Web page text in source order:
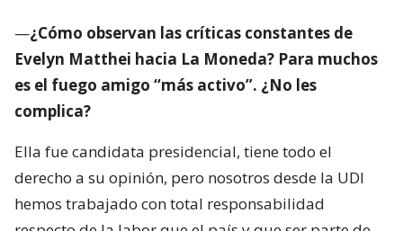
—¿Cómo observan las críticas constantes de
Evelyn Matthei hacia La Moneda? Para muchos
es el fuego amigo “más activo”. ¿No les
complica?
Ella fue candidata presidencial, tiene todo el
derecho a su opinión, pero nosotros desde la UDI
hemos trabajado con total responsabilidad